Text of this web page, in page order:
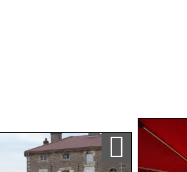
Ajouter a ma sélection